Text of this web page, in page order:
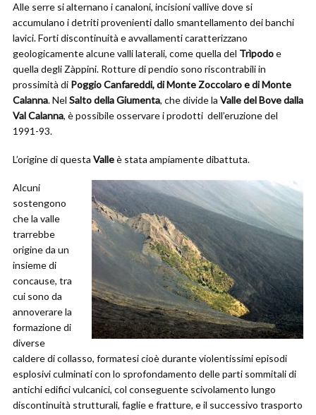
Alle serre si alternano i canaloni, incisioni vallive dove si
accumulano i detriti provenienti dallo smantellamento dei banchi
lavici. Forti discontinuità e avvallamenti caratterizzano
geologicamente alcune valli laterali, come quella del Trìpodoe
quella degli Zàppini. Rotture di pendio sono riscontrabili in
prossimità di Poggio Canfareddi, di Monte Zoccolaro e di Monte
Calanna. Nel Salto della Giumenta, che divide la Valle del Bove dalla
Val Calanna, è possibile osservare i prodotti dell’eruzione del
1991-93.
L’origine di questa Valleè stata ampiamente dibattuta.
Alcuni
sostengono
che la valle
trarrebbe
origine da un
insieme di
concause, tra
cui sono da
annoverare la
formazione di
diverse
caldere di collasso, formatesi cioè durante violentissimi episodi
esplosivi culminati con lo sprofondamento delle parti sommitali di
antichi edifici vulcanici, col conseguente scivolamento lungo
discontinuità strutturali, faglie e fratture, e il successivo trasporto